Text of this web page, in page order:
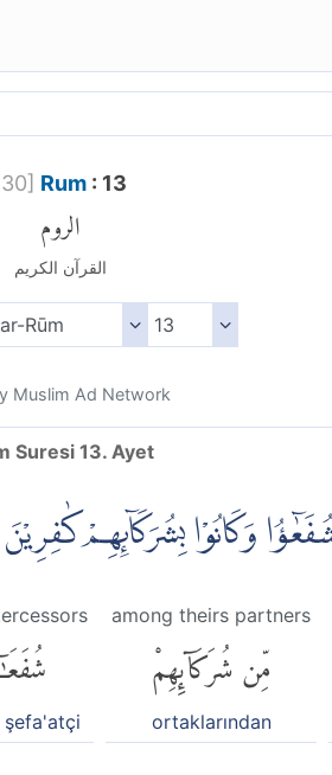
30] Rum : 13
الروم
القرآن الكريم
Muslim Ad Network
Suresi 13. Ayet
وَكَانُوْا بِشُرَكَاۤىِٕهِمْ كٰفِرِيْنَ
among theirs partners
مِّن شُرَكَآئِهِمْ
ortaklarından